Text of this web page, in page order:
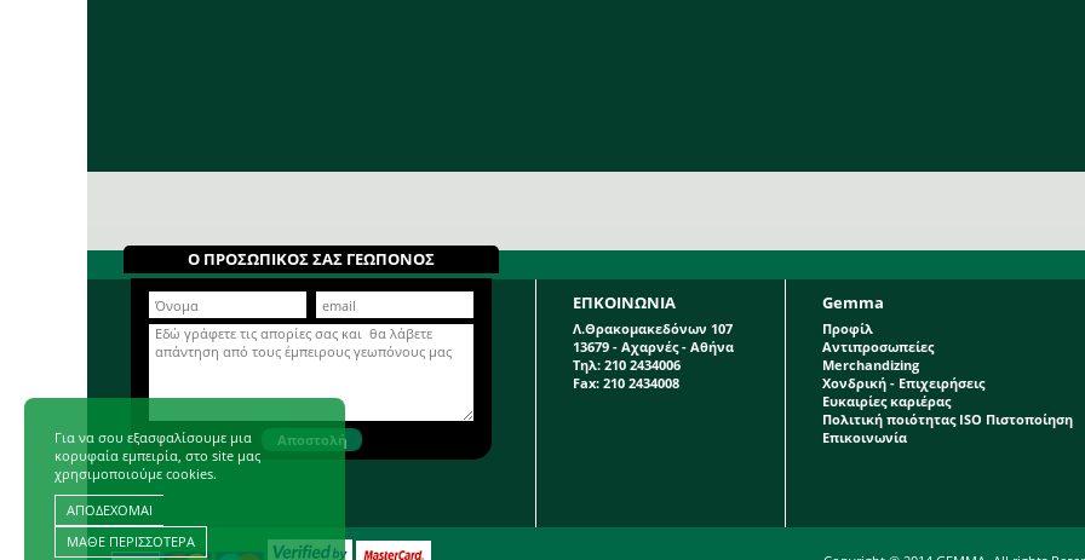
Ο ΠΡΟΣΩΠΙΚΟΣ ΣΑΣ ΓΕΩΠΟΝΟΣ
ΕΠΚΟΙΝΩΝΙΑ
Λ.Θρακομακεδόνων 107
13679 - Αχαρνές - Αθήνα
Τηλ: 210 2434006
Fax: 210 2434008
Gemma
Προφίλ
Αντιπροσωπείες
Merchandizing
Χονδρική - Επιχειρήσεις
Ευκαιρίες καριέρας
Πολιτική ποιότητας ISO Πιστοποίηση
Επικοινωνία
Για να σου εξασφαλίσουμε μια
κορυφαία εμπειρία, στο site μας
χρησιμοποιούμε cookies.
ΑΠΟΔΕΧΟΜΑΙ
ΜΑΘΕ ΠΕΡΙΣΣΟΤΕΡΑ